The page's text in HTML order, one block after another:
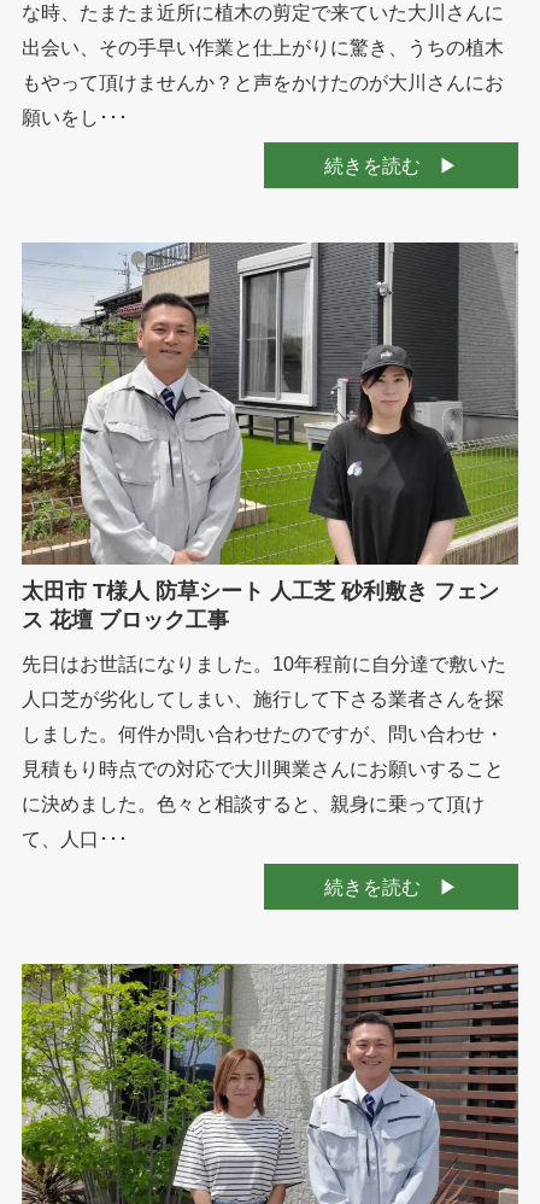
な時、たまたま近所に植木の剪定で来ていた大川さんに
出会い、その手早い作業と仕上がりに驚き、うちの植木
もやって頂けませんか？と声をかけたのが大川さんにお
願いをし･･･
続きを読む
太田市 T様人 防草シート 人工芝 砂利敷き フェン
ス 花壇 ブロック工事
先日はお世話になりました。10年程前に自分達で敷いた
人口芝が劣化してしまい、施行して下さる業者さんを探
しました。何件か問い合わせたのですが、問い合わせ・
見積もり時点での対応で大川興業さんにお願いすること
に決めました。色々と相談すると、親身に乗って頂け
て、人口･･･
続きを読む